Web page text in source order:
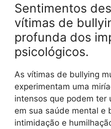
Sentimentos
vítimas de
profunda dos
psicológicos.
As vítimas de bullying
experimentam uma
intensos que podem ter
em sua saúde mental e
intimidação e